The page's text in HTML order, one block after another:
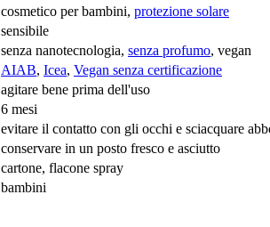
cosmetico per bambini, protezione solare
sensibile
senza nanotecnologia, senza profumo, vegan
AIAB, Icea, Vegan senza certificazione
agitare bene prima dell'uso
6 mesi
evitare il contatto con gli occhi e sciacquare
conservare in un posto fresco e asciutto
cartone, flacone spray
bambini